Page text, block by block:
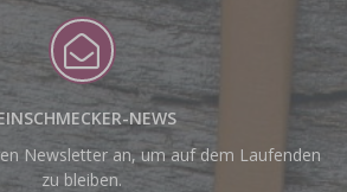
NEWS
Newsletter an, um auf dem Laufenden
zu bleiben.